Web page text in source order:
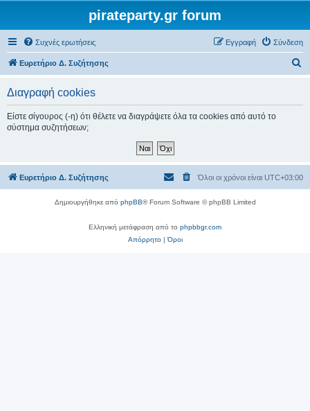
pirateparty.gr forum
Συχνές ερωτήσεις Σύνδεση
Εγγραφή
Ευρετήριο Δ. Συζήτησης
σ
Διαγραφή cookies
Είστε σίγουρος (-η) ότι θέλετε να διαγράψετε όλα τα cookies από αυτό το
σύστημα συζητήσεων;
Ευρετήριο Δ. Συζήτησης Όλοι οι χρόνοι είναι UTC+03:00
Δημιουργήθηκε από phpBB® Forum Software © phpBB Limited
Ελληνική μετάφραση από το phpbbgr.com
Απόρρητο|Όροι